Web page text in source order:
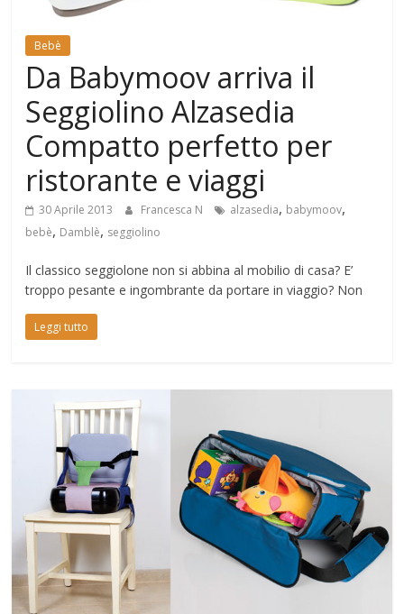
Mondo
Bebè
Da Babymoov arriva il
Seggiolino Alzasedia
Compatto perfetto per
ristorante e viaggi
30 Aprile 2013 Francesca N alzasedia, babymoov,
bebè, Damblè, seggiolino
Il classico seggiolone non si abbina al mobilio di casa? E’
troppo pesante e ingombrante da portare in viaggio? Non
Leggi tutto